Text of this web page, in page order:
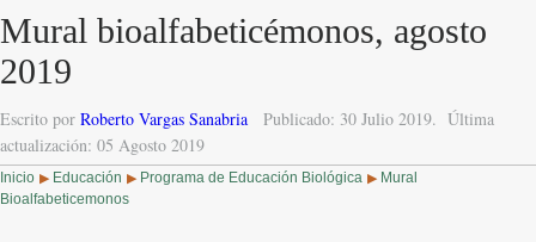
Mural bioalfabeticémonos, agosto
2019
Escrito por Roberto Vargas Sanabria Publicado: 30 Julio 2019. Última
actualización: 05 Agosto 2019
Inicio ▶ Educación ▶ Programa de Educación Biológica ▶ Mural
Bioalfabeticemonos